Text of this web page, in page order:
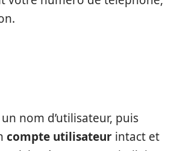
nom d’utilisateur, puis
compte utilisateur intact et